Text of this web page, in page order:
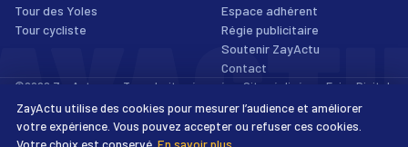
Tour des Yoles
Tour cycliste
Espace adhérent
Régie publicitaire
Soutenir ZayActu
Contact
©2026 ZayActu.org. Tous droits réservés. · Site réalisé par Enjoy Digital
Agency
Mentions légales
Confidentialité Cookies Accessibilité
ZayActu utilise des cookies pour mesurer l’audience et améliorer
votre expérience. Vous pouvez accepter ou refuser ces cookies.
Votre choix est conservé. En savoir plus